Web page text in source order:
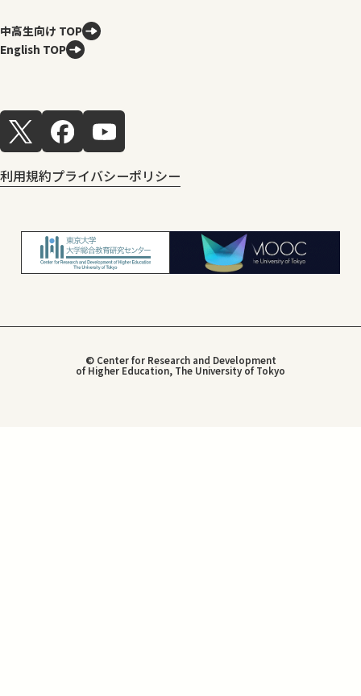
中高生向け TOP
English TOP
利用規約プライバシーポリシー
© Center for Research and Development
of Higher Education, The University of Tokyo